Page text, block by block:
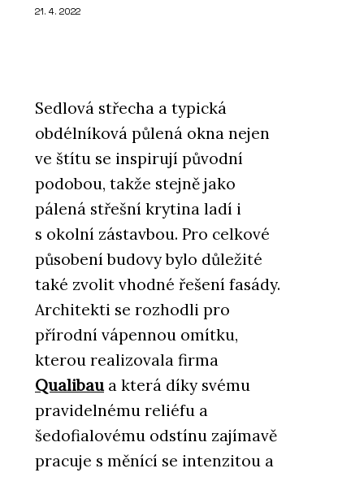
21. 4. 2022
Sedlová střecha a typická
obdélníková půlená okna nejen
ve štítu se inspirují původní
podobou, takže stejně jako
pálená střešní krytina ladí i
s okolní zástavbou. Pro celkové
působení budovy bylo důležité
také zvolit vhodné řešení fasády.
Architekti se rozhodli pro
přírodní vápennou omítku,
kterou realizovala firma
Qualibaua která díky svému
pravidelnému reliéfu a
šedofialovému odstínu zajímavě
pracuje s měnící se intenzitou a